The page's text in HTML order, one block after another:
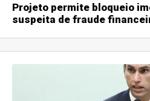
Projeto permite bloqueio
suspeita de fraude